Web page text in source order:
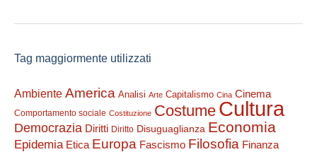
Tag maggiormente utilizzati
Ambiente America Analisi Arte Capitalismo Cina Cinema
Comportamento sociale Costituzione Costume Cultura
Democrazia Diritti Diritto Disuguaglianza Economia
Epidemia Etica Europa Fascismo Filosofia Finanza